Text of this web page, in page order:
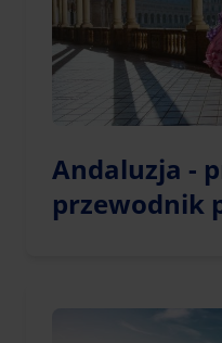
Andaluzja -
przewodnik